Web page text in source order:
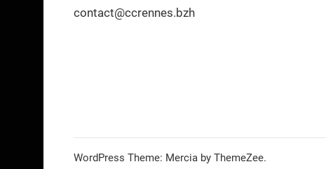
contact@ccrennes.bzh
WordPress Theme: Mercia by ThemeZee.